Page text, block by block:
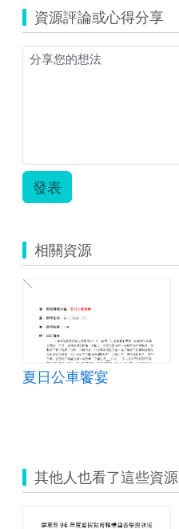
資源評論或心得分享
發表
相關資源
夏日公車饗宴
其他人也看了這些資源